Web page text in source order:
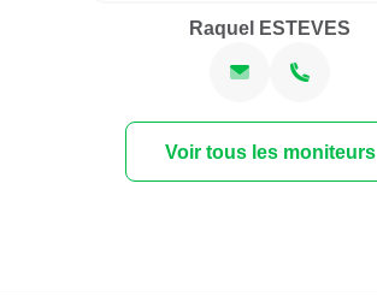
Raquel ESTEVES
Voir tous les moniteurs